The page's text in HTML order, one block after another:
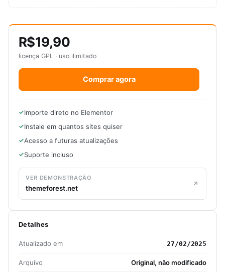
R$19,90
licença GPL · uso ilimitado
Comprar agora
Importe direto no Elementor
Instale em quantos sites quiser
Acesso a futuras atualizações
Suporte incluso
VER DEMONSTRAÇÃO
themeforest.net
Detalhes
Atualizado em 27/02/2025
Arquivo Original, não modificado